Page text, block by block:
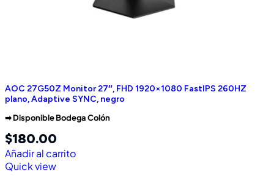
AOC 27G50Z Monitor 27″, FHD 1920×1080 FastIPS 260HZ
plano, Adaptive SYNC, negro
➡︎ Disponible Bodega Colón
$180.00
Añadir al carrito
Quick view